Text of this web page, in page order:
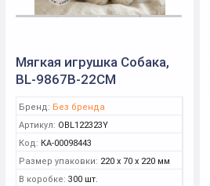
Мягкая игрушка Собака,
BL-9867B-22CM
Бренд: Без бренда
Артикул: OBL122323Y
Код: КА-00098443
Размер упаковки: 220 x 70 x 220 мм
В коробке: 300 шт.